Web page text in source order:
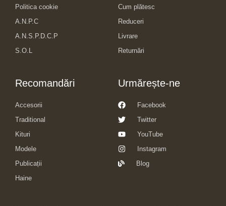
Politica cookie
A.N.P.C
A.N.S.P.D.C.P
S.O.L
Cum plătesc
Reduceri
Livrare
Returnări
Recomandări
Accesorii
Traditional
Kituri
Modele
Publicații
Haine
Urmărește-ne
Facebook
Twitter
YouTube
Instagram
Blog